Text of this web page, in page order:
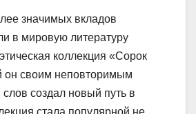
значимых вкладов
в мировую литературу
коллекция «Сорок
он своим неповторимым
создал новый путь в
стала популярной не